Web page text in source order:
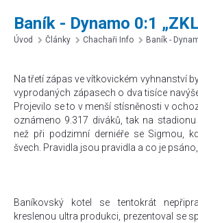
Baník - Dynamo 0:1
Úvod Články Chachaři Info Baník -
Na třetí zápas ve vítkovickém vyhnanství
vyprodaných zápasech o dva tisíce
Projevilo se to v menší stísněnosti v
oznámeno 9.317 diváků, tak na stadionu
než při podzimní derniéře se Sigmou,
švech. Pravidla jsou pravidla a co je psáno,
Baníkovský kotel se tentokrát
kreslenou ultra produkci, prezentoval se